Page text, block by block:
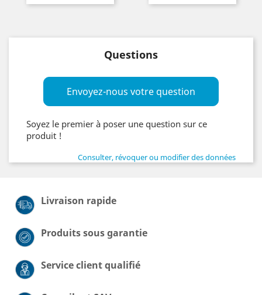
Questions
Envoyez-nous votre question
Soyez le premier à poser une question sur ce
produit !
Consulter, révoquer ou modifier des données
Livraison rapide
Produits sous garantie
Service client qualifié